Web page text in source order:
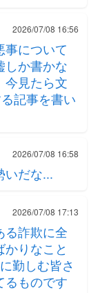
2026/07/08 16:56
事について
しか書かな
今見たら文
記事を書い
2026/07/08 16:58
いだな...
2026/07/08 17:13
る詐欺に全
りなこと
勤しむ皆さ
るものです